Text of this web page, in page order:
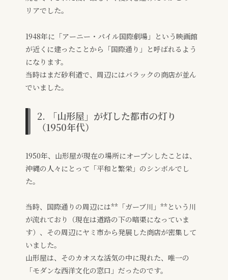
リアでした。
1948年に「アーニー・パイル国際劇場」という映画館
が近くに建ったことから「国際通り」と呼ばれるよう
になります。
当時はまだ砂利道で、周辺にはバラックの商店が並ん
でいました。
2. 「山形屋」が灯した都市の灯り
（1950年代）
1950年、山形屋が現在の場所にオープンしたことは、
沖縄の人々にとって「平和と繁栄」のシンボルでし
た。
当時、国際通りの周辺には**「ガーブ川」**という川
が流れており（現在は道路の下の暗渠になっていま
す）、その周辺にヤミ市から発展した商店が密集して
いました。
山形屋は、そのカオスな活気の中に現れた、唯一の
「モダンな西洋文化の窓口」だったのです。